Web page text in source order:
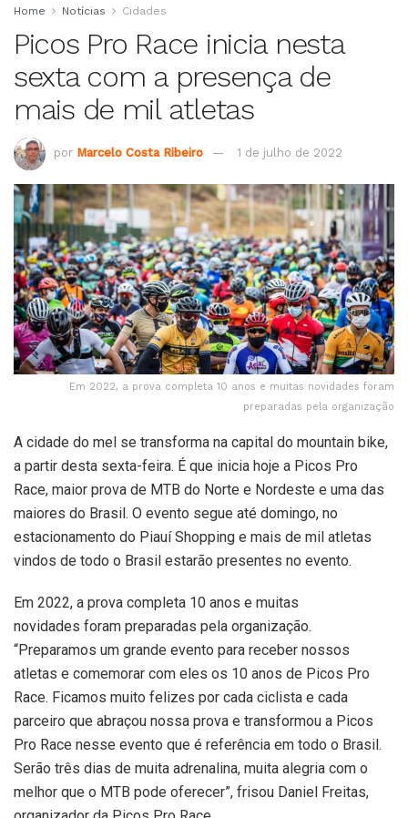
Home Notícias Cidades
Picos Pro Race inicia nesta
sexta com a presença de
mais de mil atletas
por Marcelo Costa Ribeiro 1 de julho de 2022
Em 2022, a prova completa 10 anos e muitas novidades foram
preparadas pela organização
A cidade do mel se transforma na capital do mountain bike,
a partir desta sexta-feira. É que inicia hoje a Picos Pro
Race, maior prova de MTB do Norte e Nordeste e uma das
maiores do Brasil. O evento segue até domingo, no
estacionamento do Piauí Shopping e mais de mil atletas
vindos de todo o Brasil estarão presentes no evento.
Em 2022, a prova completa 10 anos e muitas
novidades foram preparadas pela organização.
“Preparamos um grande evento para receber nossos
atletas e comemorar com eles os 10 anos de Picos Pro
Race. Ficamos muito felizes por cada ciclista e cada
parceiro que abraçou nossa prova e transformou a Picos
Pro Race nesse evento que é referência em todo o Brasil.
Serão três dias de muita adrenalina, muita alegria com o
melhor que o MTB pode oferecer”, frisou Daniel Freitas,